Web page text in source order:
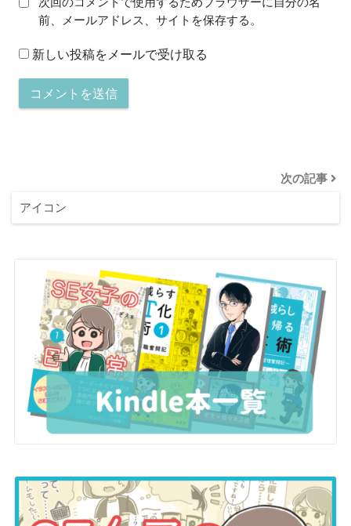
次回のコメントで使用するためブラウザーに自分の名
前、メールアドレス、サイトを保存する。
新しい投稿をメールで受け取る
次の記事
アイコン